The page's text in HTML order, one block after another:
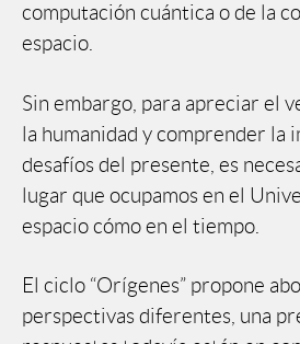
computación cuántica o de la
espacio.
Sin embargo, para apreciar el
la humanidad y comprender la
desafíos del presente, es
lugar que ocupamos en el
espacio cómo en el tiempo.
El ciclo “Orígenes” propone
perspectivas diferentes, una